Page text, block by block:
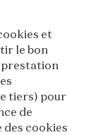
et
le bon
prestation
tiers) pour
de
des cookies